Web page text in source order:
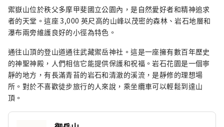
興趣的人來說是一個很有吸引力的因素。在攀登高
尾山的同時，也有出售印有天狗形象的商品和食品
的商店。此外，山頂上還有設置天狗碑和雕塑的地
方。
禦嶽山位於秩父多摩甲斐國立公園內，是自然愛好者和精神追求
者的天堂。這座 3,000 英尺高的山峰以茂密的森林、岩石地層和
瀑布兩旁維護良好的小徑為特色。
通往山頂的登山道通往武藏禦岳神社。這是一座擁有數百年歷史
的神聖神殿，人們相信它能提供保護和祝福。岩石花園是一個寧
靜的地方，有長滿青苔的岩石和清澈的溪流，是靜修的理想場
所。對於不喜歡徒步旅行的人來說，乘坐纜車可以輕鬆到達山
頂。